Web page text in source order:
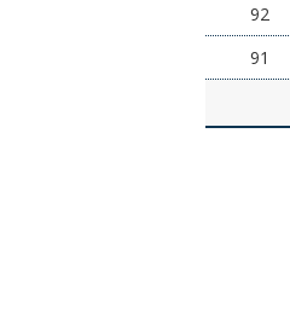
92
91